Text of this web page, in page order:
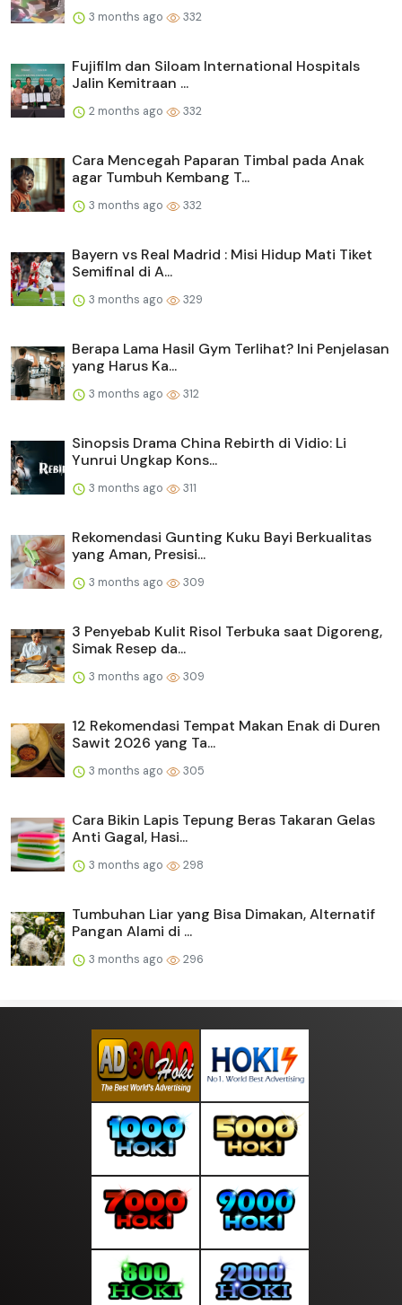
3 months ago 332
Fujifilm dan Siloam International Hospitals
Jalin Kemitraan ...
2 months ago 332
Cara Mencegah Paparan Timbal pada Anak
agar Tumbuh Kembang T...
3 months ago 332
Bayern vs Real Madrid : Misi Hidup Mati Tiket
Semifinal di A...
3 months ago 329
Berapa Lama Hasil Gym Terlihat? Ini Penjelasan
yang Harus Ka...
3 months ago 312
Sinopsis Drama China Rebirth di Vidio: Li
Yunrui Ungkap Kons...
3 months ago 311
Rekomendasi Gunting Kuku Bayi Berkualitas
yang Aman, Presisi...
3 months ago 309
3 Penyebab Kulit Risol Terbuka saat Digoreng,
Simak Resep da...
3 months ago 309
12 Rekomendasi Tempat Makan Enak di Duren
Sawit 2026 yang Ta...
3 months ago 305
Cara Bikin Lapis Tepung Beras Takaran Gelas
Anti Gagal, Hasi...
3 months ago 298
Tumbuhan Liar yang Bisa Dimakan, Alternatif
Pangan Alami di ...
3 months ago 296